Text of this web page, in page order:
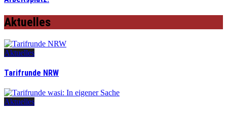
Aktuelles
Aktuelles
Tarifrunde NRW
Aktuelles